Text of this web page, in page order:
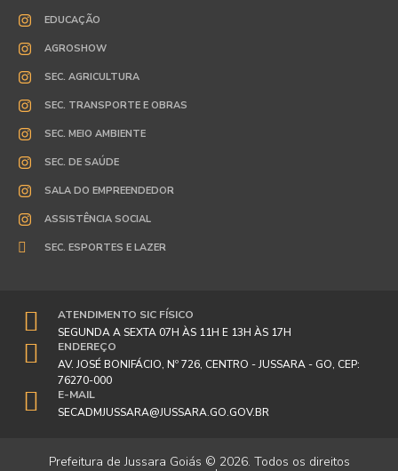
EDUCAÇÃO
AGROSHOW
SEC. AGRICULTURA
SEC. TRANSPORTE E OBRAS
SEC. MEIO AMBIENTE
SEC. DE SAÚDE
SALA DO EMPREENDEDOR
ASSISTÊNCIA SOCIAL
SEC. ESPORTES E LAZER
ATENDIMENTO SIC FÍSICO
SEGUNDA A SEXTA 07H ÀS 11H E 13H ÀS 17H
ENDEREÇO
AV. JOSÉ BONIFÁCIO, Nº 726, CENTRO - JUSSARA - GO, CEP:
76270-000
E-MAIL
SECADMJUSSARA@JUSSARA.GO.GOV.BR
Prefeitura de Jussara Goiás © 2026. Todos os direitos